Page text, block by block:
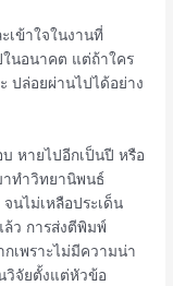
เข้าใจในงานที่
นอนาคต แต่ถ้าใคร
ปล่อยผ่านไปได้อย่าง
หายไปอีกเป็นปี หรือ
าทำวิทยานิพนธ์
นไม่เหลือประเด็น
ล้ว การส่งตีพิมพ์
เพราะไม่มีความน่า
วิจัยตั้งแต่หัวข้อ